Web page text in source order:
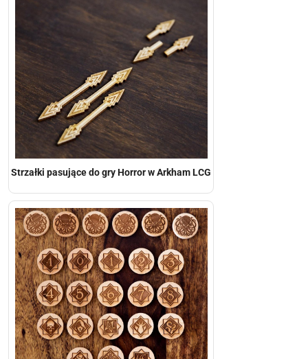
Strzałki pasujące do gry Horror w Arkham LCG